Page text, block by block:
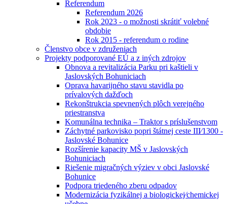
Referendum
Referendum 2026
Rok 2023 - o možnosti skrátiť volebné
obdobie
Rok 2015 - referendum o rodine
Členstvo obce v združeniach
Projekty podporované EÚ a z iných zdrojov
Obnova a revitalizácia Parku pri kaštieli v
Jaslovských Bohuniciach
Oprava havarijného stavu stavidla po
prívalových dažďoch
Rekonštrukcia spevnených plôch verejného
priestranstva
Komunálna technika – Traktor s príslušenstvom
Záchytné parkovisko popri štátnej ceste III⁄1300 -
Jaslovské Bohunice
Rozšírenie kapacity MŠ v Jaslovských
Bohuniciach
Riešenie migračných výziev v obci Jaslovské
Bohunice
Podpora triedeného zberu odpadov
Modernizácia fyzikálnej a biologickej⁄chemickej